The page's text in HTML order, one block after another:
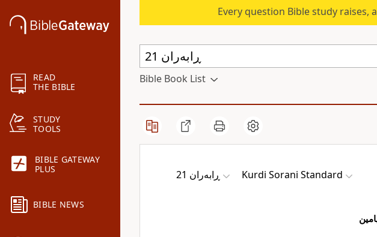
READ
THE BIBLE
STUDY
TOOLS
BIBLE GATEWAY
PLUS
BIBLE NEWS
Every question Bible study raises,
Bible Book List
ڕابەران 21 Kurdi Sorani Standard